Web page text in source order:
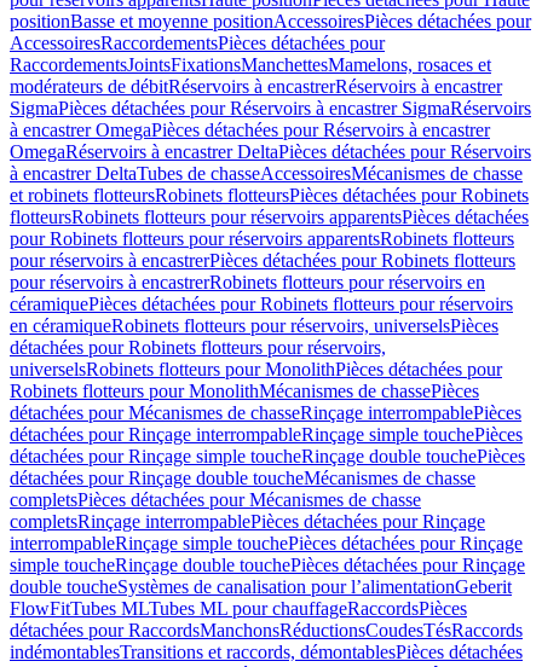
positionBasse et moyenne positionAccessoiresPièces détachées pour
AccessoiresRaccordementsPièces détachées pour
RaccordementsJointsFixationsManchettesMamelons, rosaces et
modérateurs de débitRéservoirs à encastrerRéservoirs à encastrer
SigmaPièces détachées pour Réservoirs à encastrer SigmaRéservoirs
à encastrer OmegaPièces détachées pour Réservoirs à encastrer
OmegaRéservoirs à encastrer DeltaPièces détachées pour Réservoirs
à encastrer DeltaTubes de chasseAccessoiresMécanismes de chasse
et robinets flotteursRobinets flotteursPièces détachées pour Robinets
flotteursRobinets flotteurs pour réservoirs apparentsPièces détachées
pour Robinets flotteurs pour réservoirs apparentsRobinets flotteurs
pour réservoirs à encastrerPièces détachées pour Robinets flotteurs
pour réservoirs à encastrerRobinets flotteurs pour réservoirs en
céramiquePièces détachées pour Robinets flotteurs pour réservoirs
en céramiqueRobinets flotteurs pour réservoirs, universelsPièces
détachées pour Robinets flotteurs pour réservoirs,
universelsRobinets flotteurs pour MonolithPièces détachées pour
Robinets flotteurs pour MonolithMécanismes de chassePièces
détachées pour Mécanismes de chasseRinçage interrompablePièces
détachées pour Rinçage interrompableRinçage simple touchePièces
détachées pour Rinçage simple toucheRinçage double touchePièces
détachées pour Rinçage double toucheMécanismes de chasse
completsPièces détachées pour Mécanismes de chasse
completsRinçage interrompablePièces détachées pour Rinçage
interrompableRinçage simple touchePièces détachées pour Rinçage
simple toucheRinçage double touchePièces détachées pour Rinçage
double toucheSystèmes de canalisation pour l’alimentationGeberit
FlowFitTubes MLTubes ML pour chauffageRaccordsPièces
détachées pour RaccordsManchonsRéductionsCoudesTésRaccords
indémontablesTransitions et raccords, démontablesPièces détachées